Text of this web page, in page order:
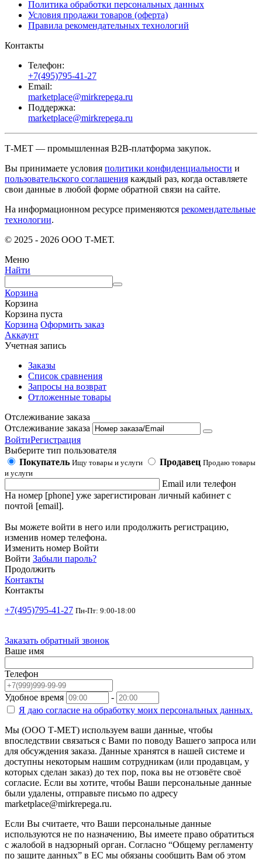
Политика обработки персональных данных
Условия продажи товаров (оферта)
Правила рекомендательных технологий
Контакты
Телефон:
+7(495)795-41-27
Email:
marketplace@mirkrepega.ru
Поддержка:
marketplace@mirkrepega.ru
Т-МЕТ — промышленная B2B-платформа закупок.
Вы принимаете условия политики конфиденциальности и
пользовательского соглашения каждый раз, когда оставляете
свои данные в любой форме обратной связи на сайте.
На информационном ресурсе применяются рекомендательные
технологии.
© 2025 - 2026 ООО Т-МЕТ.
Меню
Найти
Корзина
Корзина
Корзина пуста
Корзина Оформить заказ
Аккаунт
Учетная запись
Заказы
Список сравнения
Запросы на возврат
Отложенные товары
Отслеживание заказа
Отслеживание заказа
ВойтиРегистрация
Выберите тип пользователя
Покупатель Ищу товары и услуги Продавец Продаю товары
и услуги
Email или телефон
На номер [phone] уже зарегистирован личный кабинет с
почтой [email].
Вы можете войти в него или продолжить регистрацию,
изменив номер телефона.
Изменить номер Войти
Войти Забыли пароль?
Продолжить
Контакты
Контакты
+7(495)795-41-27 Пн-Пт: 9:00-18:00
Заказать обратный звонок
Ваше имя
Телефон
Удобное время
-
Я даю согласие на обработку моих персональных данных.
Мы (ООО Т-МЕТ) используем ваши данные, чтобы
впоследствии связаться с Вами по поводу Вашего запроса или
для обсуждения заказа. Данные хранятся в нашей системе и
доступны некоторым нашим сотрудникам (или продавцам, у
которых сделан заказ) до тех пор, пока вы не отзовёте своё
согласие. Если вы хотите, чтобы Ваши персональные данные
были удалены, отправьте письмо по адресу
marketplace@mirkrepega.ru.
Если Вы считаете, что Ваши персональные данные
используются не по назначению, Вы имеете право обратиться
с жалобой в надзорный орган. Согласно “Общему регламенту
по защите данных” в ЕС мы обязаны сообщить Вам об этом